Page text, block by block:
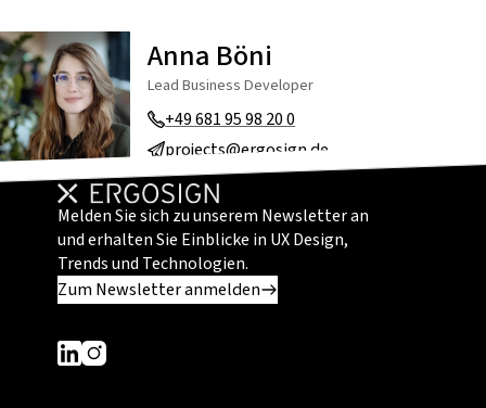
Anna Böni
Lead Business Developer
+49 681 95 98 20 0
projects@ergosign.de
Melden Sie sich zu unserem Newsletter an
und erhalten Sie Einblicke in UX Design,
Trends und Technologien.
Zum Newsletter anmelden
Dieser Link führt zu einer externen Seite
Dieser Link führt zu einer externen Seite